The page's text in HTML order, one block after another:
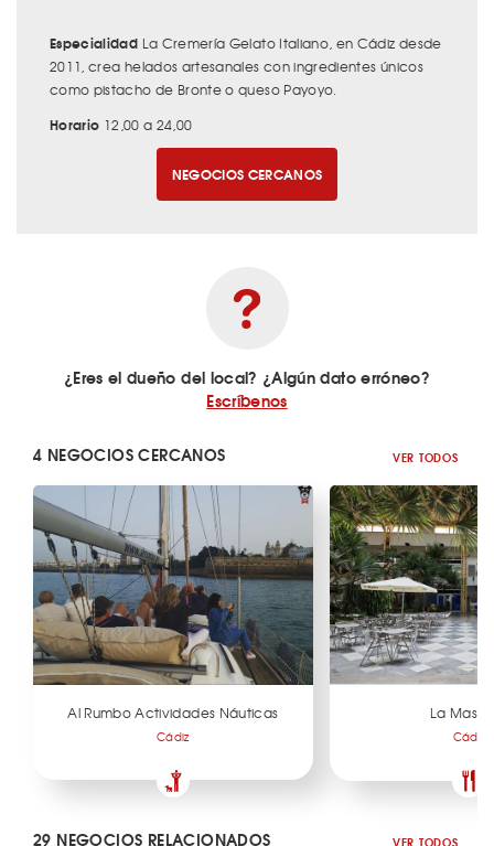
Especialidad La Cremería Gelato Italiano, en Cádiz desde
2011, crea helados artesanales con ingredientes únicos
como pistacho de Bronte o queso Payoyo.
Horario 12,00 a 24,00
NEGOCIOS CERCANOS
¿Eres el dueño del local? ¿Algún dato erróneo?
Escríbenos
4 NEGOCIOS CERCANOS VER TODOS
Al Rumbo Actividades Náuticas
Cádiz
La
Cádiz
29 NEGOCIOS RELACIONADOS VER TODOS